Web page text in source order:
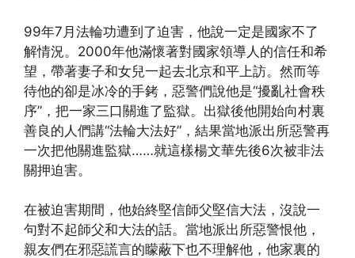
99年7月法輪功遭到了迫害，他說一定是國家不了
解情況。2000年他滿懷著對國家領導人的信任和希
望，帶著妻子和女兒一起去北京和平上訪。然而等
待他的卻是冰冷的手銬，惡警們說他是“擾亂社會秩
序”，把一家三口關進了監獄。出獄後他開始向村裏
善良的人們講“法輪大法好”，結果當地派出所惡警再
一次把他關進監獄……就這樣楊文華先後6次被非法
關押迫害。
在被迫害期間，他始終堅信師父堅信大法，沒說一
句對不起師父和大法的話。當地派出所惡警恨他，
親友們在邪惡謊言的矇蔽下也不理解他，他家裏的